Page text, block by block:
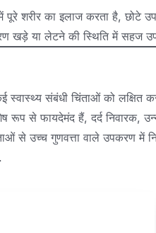
पूरे शरीर का इलाज करता है, छोटे
खड़े या लेटने की स्थिति में सहज
संबंधी चिंताओं को लक्षित
रूप से फायदेमंद हैं, दर्द निवारक,
से उच्च गुणवत्ता वाले उपकरण में